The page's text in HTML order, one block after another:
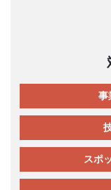
事
スポ